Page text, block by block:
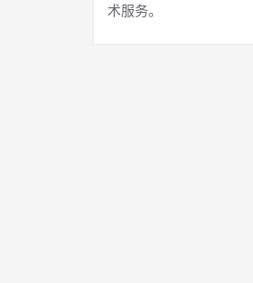
术服务。